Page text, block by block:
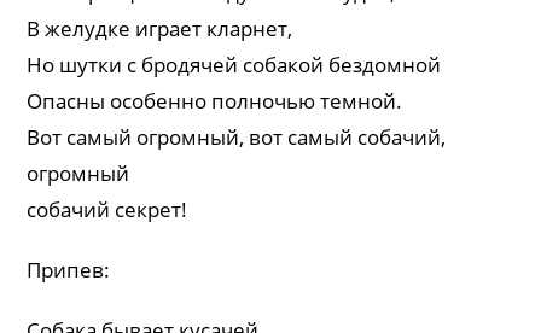
В желудке играет кларнет,
Но шутки с бродячей собакой бездомной
Опасны особенно полночью темной.
Вот самый огромный, вот самый собачий,
огромный
собачий секрет!
Припев: